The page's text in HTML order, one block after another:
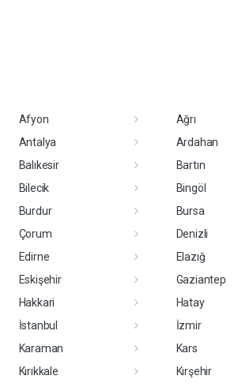
Afyon
Ağrı
Antalya
Ardahan
Balıkesir
Bartın
Bilecik
Bingöl
Burdur
Bursa
Çorum
Denizli
Edirne
Elazığ
Eskişehir
Gaziantep
Hakkari
Hatay
İstanbul
İzmir
Karaman
Kars
Kırıkkale
Kırşehir